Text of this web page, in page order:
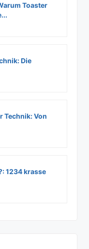
Toaster
Die
Technik: Von
1234 krasse